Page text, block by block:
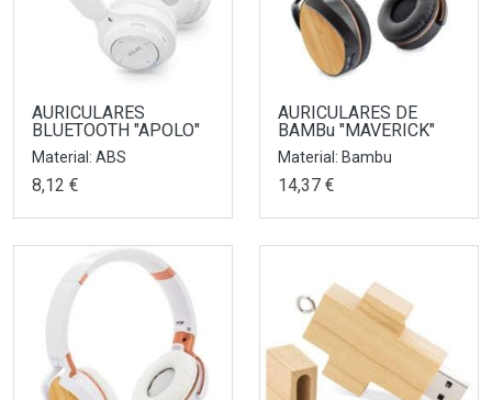
AURICULARES
BLUETOOTH "APOLO"
Material: ABS
8,12 €
AURICULARES DE
BAMBu "MAVERICK"
Material: Bambu
14,37 €